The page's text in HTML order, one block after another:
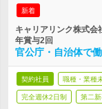
新着
キャリアリンク株式会
年賞与2回
官公庁・自治体で
契約社員 職種・業種
完全週休2日制 第二